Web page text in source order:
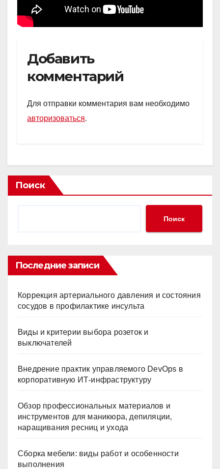
Добавить
комментарий
Для отправки комментария вам необходимо
авторизоваться.
Поиск
Поиск
Последние записи
Коррекция артериального давления и состояния
сосудов в профилактике инсульта
Виды и критерии выбора розеток и
выключателей
Внедрение практик управляемого DevOps в
корпоративную ИТ-инфраструктуру
Обзор профессиональных материалов и
инструментов для маникюра, депиляции,
наращивания ресниц и ухода
Сборка мебели: виды работ и особенности
выполнения